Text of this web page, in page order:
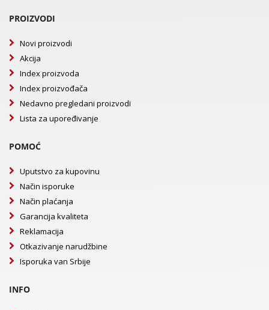
PROIZVODI
Novi proizvodi
Akcija
Index proizvoda
Index proizvođača
Nedavno pregledani proizvodi
Lista za upoređivanje
POMOĆ
Uputstvo za kupovinu
Način isporuke
Način plaćanja
Garancija kvaliteta
Reklamacija
Otkazivanje narudžbine
Isporuka van Srbije
INFO